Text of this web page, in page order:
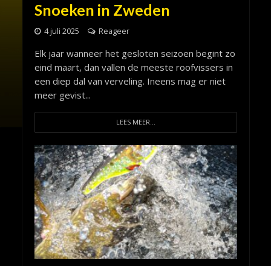
Snoeken in Zweden
4 juli 2025 Reageer
Elk jaar wanneer het gesloten seizoen begint zo
eind maart, dan vallen de meeste roofvissers in
een diep dal van verveling. Ineens mag er niet
meer gevist...
LEES MEER...